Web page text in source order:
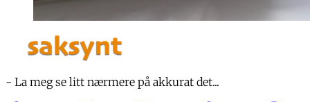
- La meg se litt nærmere på akkurat det...